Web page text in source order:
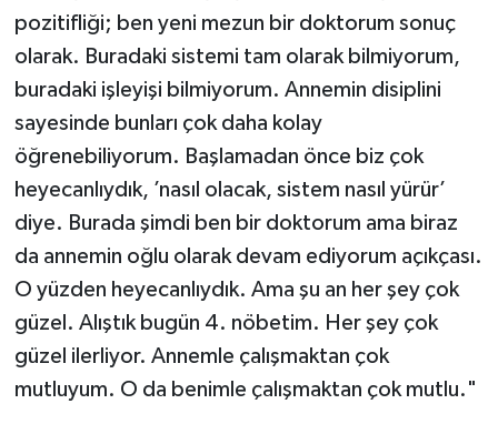
pozitifliği; ben yeni mezun bir doktorum sonuç
olarak. Buradaki sistemi tam olarak bilmiyorum,
buradaki işleyişi bilmiyorum. Annemin disiplini
sayesinde bunları çok daha kolay
öğrenebiliyorum. Başlamadan önce biz çok
heyecanlıydık, ’nasıl olacak, sistem nasıl yürür’
diye. Burada şimdi ben bir doktorum ama biraz
da annemin oğlu olarak devam ediyorum açıkçası.
O yüzden heyecanlıydık. Ama şu an her şey çok
güzel. Alıştık bugün 4. nöbetim. Her şey çok
güzel ilerliyor. Annemle çalışmaktan çok
mutluyum. O da benimle çalışmaktan çok mutlu."